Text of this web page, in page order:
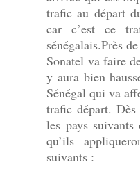
trafic au départ
car c’est ce
sénégalais.Près
Sonatel va faire
y aura bien
Sénégal qui va
trafic départ. Dès
les pays
qu’ils
suivants :